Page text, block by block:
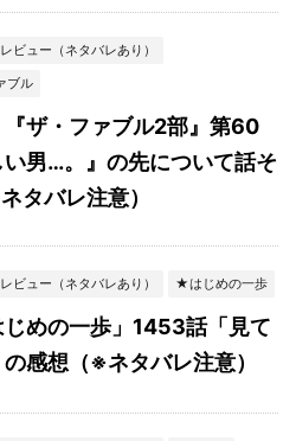
ビュー（ネタバレあり）
ブル
『ザ・ファブル2部』第60
男…。』の先について話そ
タバレ注意）
ビュー（ネタバレあり） ★はじめの一歩
めの一歩」1453話「見て
感想（※ネタバレ注意）